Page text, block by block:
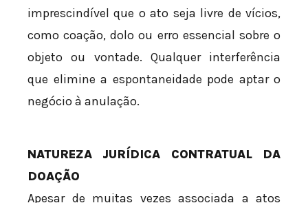
imprescindível que o ato seja livre de vícios,
como coação, dolo ou erro essencial sobre o
objeto ou vontade. Qualquer interferência
que elimine a espontaneidade pode aptar o
negócio à anulação.
NATUREZA JURÍDICA CONTRATUAL DA
DOAÇÃO
Apesar de muitas vezes associada a atos